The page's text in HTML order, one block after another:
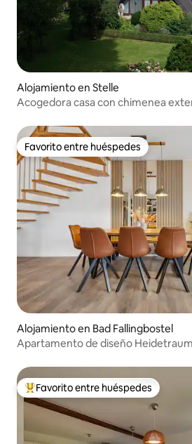
Alojamiento en Stelle
Acogedora casa con chimenea
Favorito entre huéspedes
Favorito entre huéspedes
Alojamiento en Bad Fallingbostel
Apartamento de diseño
Favorito entre huéspedes preferido
Favorito entre huéspedes